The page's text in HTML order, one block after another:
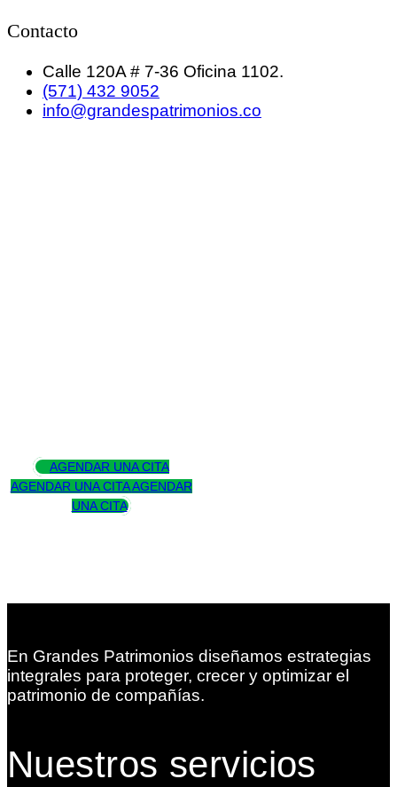
Contacto
Calle 120A # 7-36 Oficina 1102.
(571) 432 9052
info@grandespatrimonios.co
AGENDAR UNA CITA
AGENDAR UNA CITA AGENDAR
UNA CITA
En Grandes Patrimonios diseñamos estrategias
integrales para proteger, crecer y optimizar el
patrimonio de compañías.
Nuestros servicios